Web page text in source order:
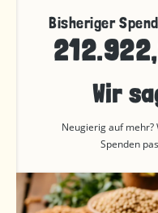
Bisheriger
Wir
Neugierig auf
Spenden